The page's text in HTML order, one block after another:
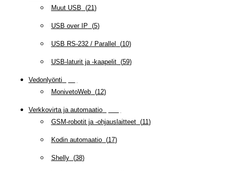
Muut USB (21 )
USB over IP (5)
USB RS-232 / Parallel (10)
USB-laturit ja -kaapelit(59)
Vedonlyönti
MonivetoWeb(12)
Verkkovirta ja automaatio(
GSM-robotit ja -ohjauslaitteet(11 )
Kodin automaatio(17)
Shelly(38)